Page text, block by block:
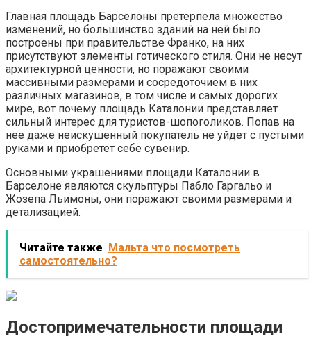
Главная площадь Барселоны претерпела множество
изменений, но большинство зданий на ней было
построены при правительстве Франко, на них
присутствуют элементы готического стиля. Они не несут
архитектурной ценности, но поражают своими
массивными размерами и сосредоточием в них
различных магазинов, в том числе и самых дорогих
мире, вот почему площадь Каталонии представляет
сильный интерес для туристов-шопоголиков. Попав на
нее даже неискушенный покупатель не уйдет с пустыми
руками и приобретет себе сувенир.
Основными украшениями площади Каталонии в
Барселоне являются скульптуры Пабло Гаргальо и
Жозепа Льимоны, они поражают своими размерами и
детализацией.
Читайте также
Мальта что посмотреть
самостоятельно?
Достопримечательности площади